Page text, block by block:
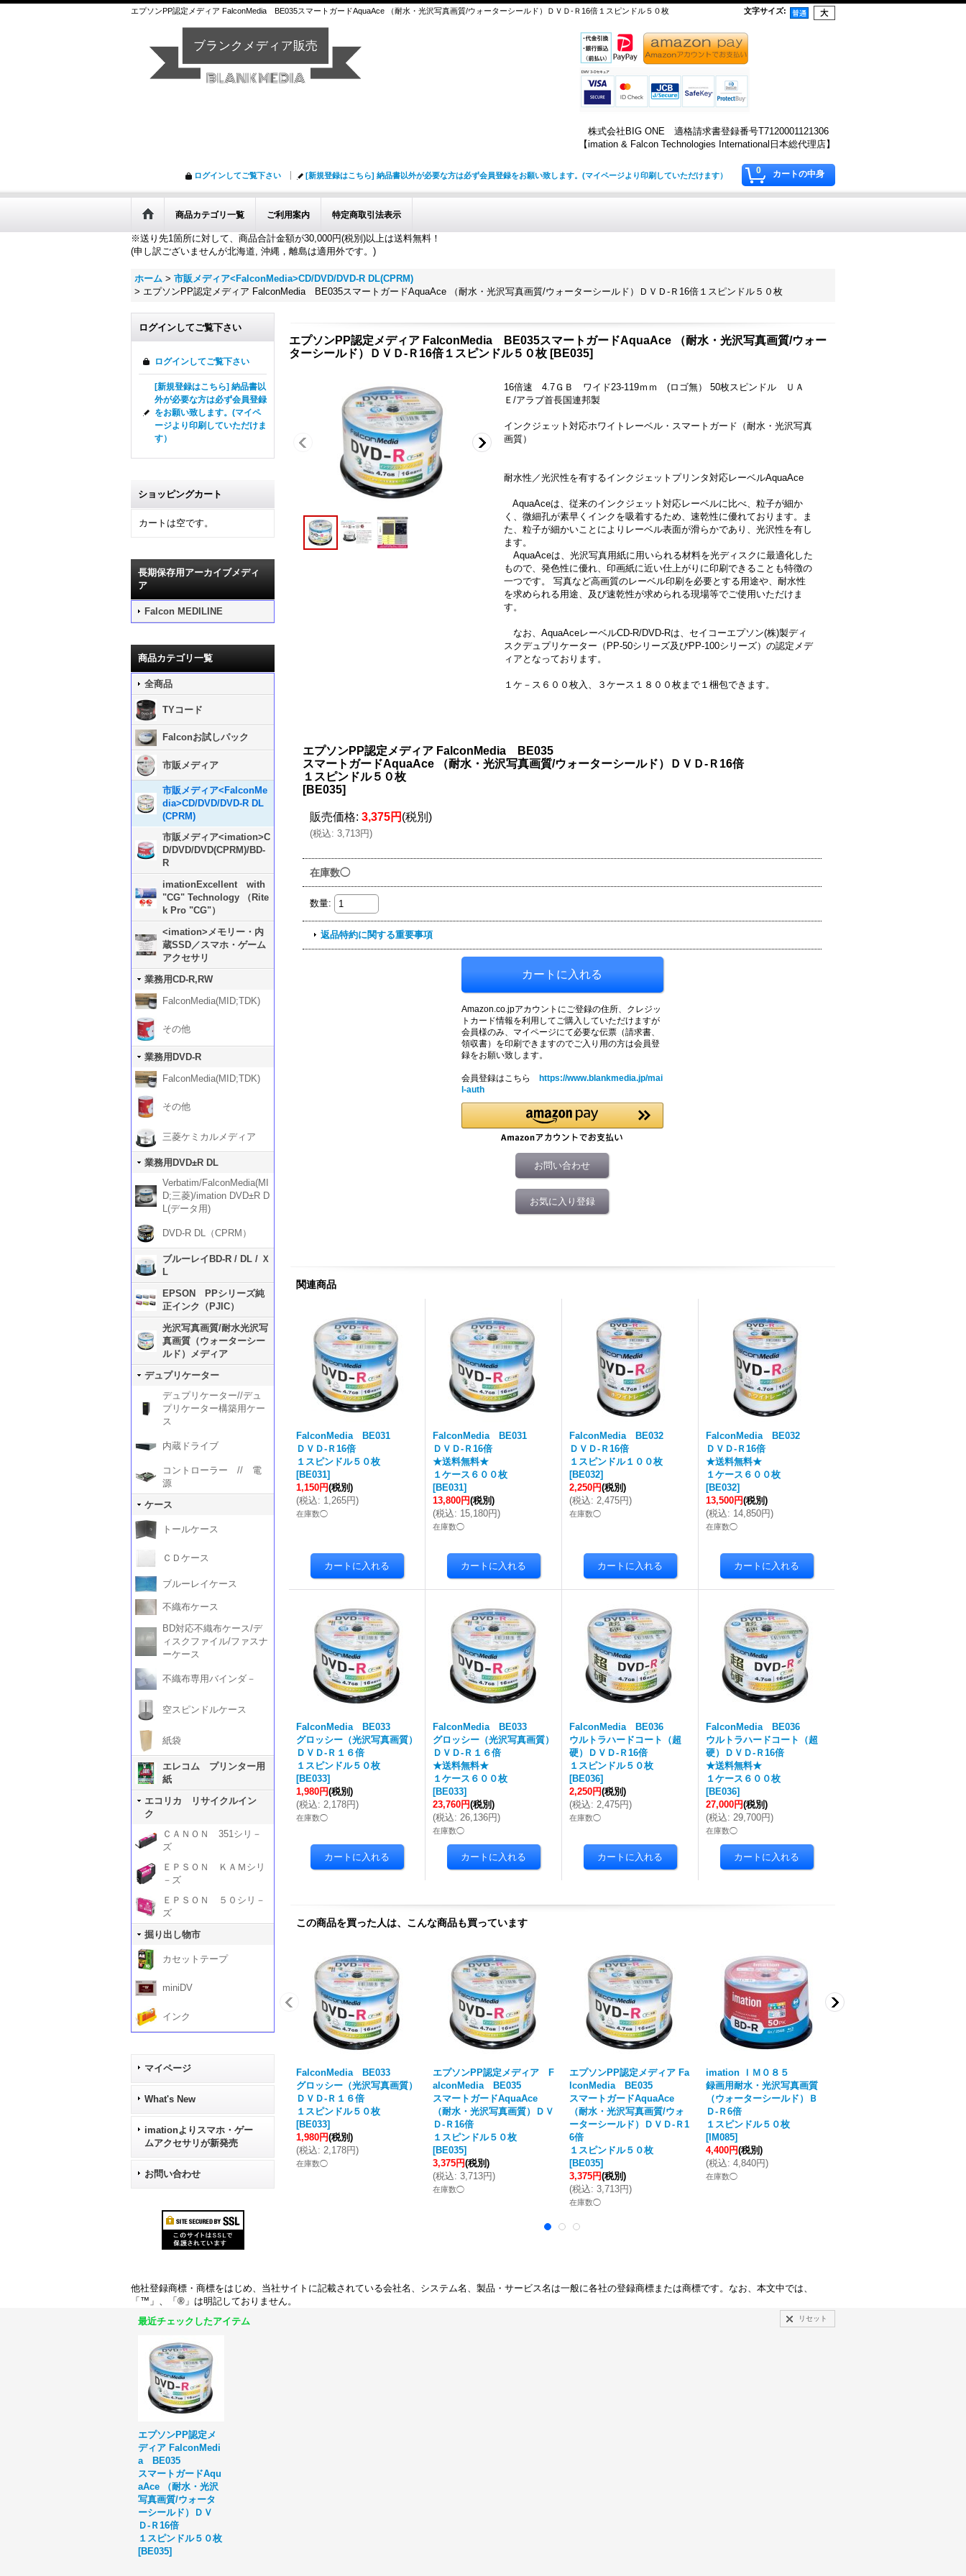
エプソンPP認定メディア FalconMedia BE035スマートガードAquaAce （耐水・光沢写真画質/ウォーターシールド）ＤＶＤ-Ｒ16倍１スピンドル５０枚 文字サイズ:
株式会社BIG ONE 適格請求書登録番号T7120001121306
【imation & Falcon Technologies International日本総代理店】
0 カートの中身
ログインしてご覧下さい [新規登録はこちら] 納品書以外が必要な方は必ず会員登録をお願い致します。(マイページより印刷していただけます）
商品カテゴリ一覧 ご利用案内 特定商取引法表示
※送り先1箇所に対して、商品合計金額が30,000円(税別)以上は送料無料！
(申し訳ございませんが北海道, 沖縄，離島は適用外です。)
ホーム > 市販メディア<FalconMedia>CD/DVD/DVD-R DL(CPRM)
> エプソンPP認定メディア FalconMedia BE035スマートガードAquaAce （耐水・光沢写真画質/ウォーターシールド）ＤＶＤ-Ｒ16倍１スピンドル５０枚
ログインしてご覧下さい
ログインしてご覧下さい
[新規登録はこちら] 納品書以
外が必要な方は必ず会員登録
をお願い致します。(マイペ
ージより印刷していただけま
す）
ショッピングカート
カートは空です。
長期保存用アーカイブメディ
ア
Falcon MEDILINE
商品カテゴリ一覧
全商品
TYコード
Falconお試しパック
市販メディア
市販メディア<FalconMe
dia>CD/DVD/DVD-R DL
(CPRM)
市販メディア<imation>C
D/DVD/DVD(CPRM)/BD-
R
imationExcellent with
"CG" Technology （Rite
k Pro "CG"）
<imation>メモリー・内
蔵SSD／スマホ・ゲーム
アクセサリ
業務用CD-R,RW
FalconMedia(MID;TDK)
その他
業務用DVD-R
FalconMedia(MID;TDK)
その他
三菱ケミカルメディア
業務用DVD±R DL
Verbatim/FalconMedia(MI
D;三菱)/imation DVD±R D
L(データ用)
DVD-R DL（CPRM）
ブルーレイBD-R / DL / Ｘ
L
EPSON PPシリーズ純
正インク（PJIC）
光沢写真画質/耐水光沢写
真画質（ウォーターシー
ルド）メディア
デュプリケーター
デュプリケーター//デュ
プリケーター構築用ケー
ス
内蔵ドライブ
コントローラー // 電
源
ケース
トールケース
ＣＤケース
ブルーレイケース
不織布ケース
BD対応不織布ケース/デ
ィスクファイル/ファスナ
ーケース
不織布専用バインダ－
空スピンドルケース
紙袋
エレコム プリンター用
紙
エコリカ リサイクルイン
ク
ＣＡＮＯＮ 351シリ－
ズ
ＥＰＳＯＮ ＫＡＭシリ
－ズ
ＥＰＳＯＮ ５０シリ－
ズ
掘り出し物市
カセットテープ
miniDV
インク
マイページ
What's New
imationよりスマホ・ゲー
ムアクセサリが新発売
お問い合わせ
エプソンPP認定メディア FalconMedia BE035スマートガードAquaAce （耐水・光沢写真画質/ウォー
ターシールド）ＤＶＤ-Ｒ16倍１スピンドル５０枚 [BE035]
16倍速 4.7ＧＢ ワイド23-119ｍｍ (ロゴ無） 50枚スピンドル ＵＡ
Ｅ/アラブ首長国連邦製
インクジェット対応ホワイトレーベル・スマートガード（耐水・光沢写真
画質）
耐水性／光沢性を有するインクジェットプリンタ対応レーベルAquaAce
AquaAceは、従来のインクジェット対応レーベルに比べ、粒子が細か
く、微細孔が素早くインクを吸着するため、速乾性に優れております。ま
た、粒子が細かいことによりレーベル表面が滑らかであり、光沢性を有し
ます。
AquaAceは、光沢写真用紙に用いられる材料を光ディスクに最適化した
もので、発色性に優れ、印画紙に近い仕上がりに印刷できることも特徴の
一つです。 写真など高画質のレーベル印刷を必要とする用途や、耐水性
を求められる用途、及び速乾性が求められる現場等でご使用いただけま
す。
なお、AquaAceレーベルCD-R/DVD-Rは、セイコーエプソン(株)製ディ
スクデュプリケーター（PP-50シリーズ及びPP-100シリーズ）の認定メデ
ィアとなっております。
１ケ－ス６００枚入、３ケース１８００枚まで１梱包できます。
エプソンPP認定メディア FalconMedia BE035
スマートガードAquaAce （耐水・光沢写真画質/ウォーターシールド）ＤＶＤ-Ｒ16倍
１スピンドル５０枚
[BE035]
販売価格: 3,375円 (税別)
(税込: 3,713円)
在庫数◯
数量:
返品特約に関する重要事項
Amazon.co.jpアカウントにご登録の住所、クレジッ
トカード情報を利用してご購入していただけますが
会員様のみ、マイページにて必要な伝票（請求書、
領収書）を印刷できますのでご入り用の方は会員登
録をお願い致します。
会員登録はこちら
https://www.blankmedia.jp/mai
l-auth
お問い合わせ
お気に入り登録
関連商品
FalconMedia BE031
ＤＶＤ-Ｒ16倍
１スピンドル５０枚
[BE031]
1,150円(税別)
(税込: 1,265円)
在庫数◯
FalconMedia BE031
ＤＶＤ-Ｒ16倍
★送料無料★
１ケース６００枚
[BE031]
13,800円(税別)
(税込: 15,180円)
在庫数◯
FalconMedia BE032
ＤＶＤ-Ｒ16倍
１スピンドル１００枚
[BE032]
2,250円(税別)
(税込: 2,475円)
在庫数◯
FalconMedia BE032
ＤＶＤ-Ｒ16倍
★送料無料★
１ケース６００枚
[BE032]
13,500円(税別)
(税込: 14,850円)
在庫数◯
FalconMedia BE033
グロッシー（光沢写真画質）
ＤＶＤ-Ｒ１６倍
１スピンドル５０枚
[BE033]
1,980円(税別)
(税込: 2,178円)
在庫数◯
FalconMedia BE033
グロッシー（光沢写真画質）
ＤＶＤ-Ｒ１６倍
★送料無料★
１ケース６００枚
[BE033]
23,760円(税別)
(税込: 26,136円)
在庫数◯
FalconMedia BE036
ウルトラハードコート（超
硬）ＤＶＤ-Ｒ16倍
１スピンドル５０枚
[BE036]
2,250円(税別)
(税込: 2,475円)
在庫数◯
FalconMedia BE036
ウルトラハードコート（超
硬）ＤＶＤ-Ｒ16倍
★送料無料★
１ケース６００枚
[BE036]
27,000円(税別)
(税込: 29,700円)
在庫数◯
この商品を買った人は、こんな商品も買っています
FalconMedia BE033
グロッシー（光沢写真画質）
ＤＶＤ-Ｒ１６倍
１スピンドル５０枚
[BE033]
1,980円(税別)
(税込: 2,178円)
在庫数◯
エプソンPP認定メディア F
alconMedia BE035
スマートガードAquaAce
（耐水・光沢写真画質）ＤＶ
Ｄ-Ｒ16倍
１スピンドル５０枚
[BE035]
3,375円(税別)
(税込: 3,713円)
在庫数◯
エプソンPP認定メディア Fa
lconMedia BE035
スマートガードAquaAce
（耐水・光沢写真画質/ウォ
ーターシールド）ＤＶＤ-Ｒ1
6倍
１スピンドル５０枚
[BE035]
3,375円(税別)
(税込: 3,713円)
在庫数◯
imation ＩＭ０８５
録画用耐水・光沢写真画質
（ウォーターシールド）Ｂ
Ｄ-Ｒ6倍
１スピンドル５０枚
[IM085]
4,400円(税別)
(税込: 4,840円)
在庫数◯
他社登録商標・商標をはじめ、当社サイトに記載されている会社名、システム名、製品・サービス名は一般に各社の登録商標または商標です。なお、本文中では、
「™」、「®」は明記しておりません。
最近チェックしたアイテム
リセット
エプソンPP認定メ
ディア FalconMedi
a BE035
スマートガードAqu
aAce （耐水・光沢
写真画質/ウォータ
ーシールド）ＤＶ
Ｄ-Ｒ16倍
１スピンドル５０枚
[BE035]